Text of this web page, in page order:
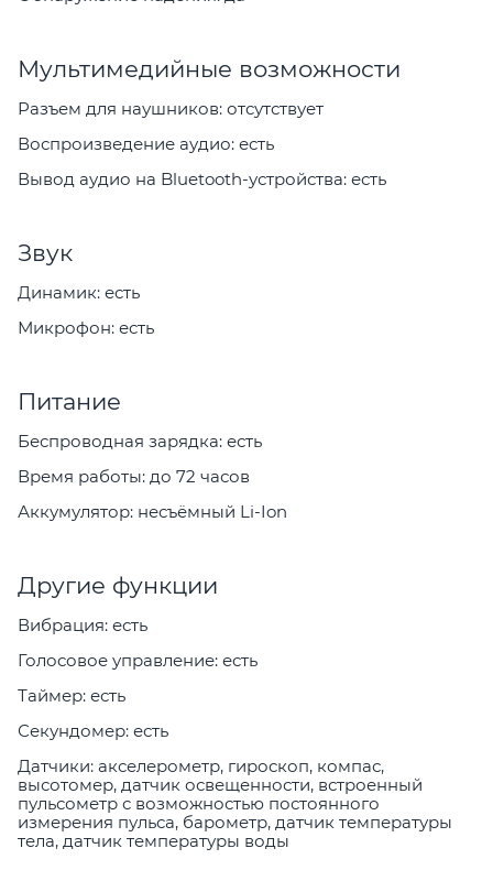
Мультимедийные возможности
Разъем для наушников: отсутствует
Воспроизведение аудио: есть
Вывод аудио на Bluetooth-устройства: есть
Звук
Динамик: есть
Микрофон: есть
Питание
Беспроводная зарядка: есть
Время работы: до 72 часов
Аккумулятор: несъёмный Li-Ion
Другие функции
Вибрация: есть
Голосовое управление: есть
Таймер: есть
Секундомер: есть
Датчики: акселерометр, гироскоп, компас,
высотомер, датчик освещенности, встроенный
пульсометр с возможностью постоянного
измерения пульса, барометр, датчик температуры
тела, датчик температуры воды